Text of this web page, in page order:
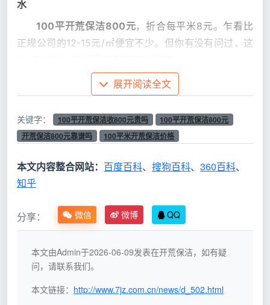
水
100平开荒保洁800元，折合每平米8元。乍看比
正规公司的12-15元/㎡便宜不少。但你有没有问过，这
报
方
式
800元背后的算法 实际可能发生的情况
按
套
面
积
看似8元
表面粗清
按
筑
建面100㎡×8元
本线，服务内容必然缩
展开阅读全文
关键字： 100平开荒保洁收800元贵吗
100平开荒保洁800元
开荒保洁800元靠谱吗
100平米开荒保洁价格
本文内容整合网站： 百度百科、 搜狗百科、 360百科、
知乎
分享： 微信 微博 QQ
本文由Admin于2026-06-09发表在开荒保洁，如有疑
问，请联系我们。
本文链接： http://www.7jz.com.cn/news/d_502.html